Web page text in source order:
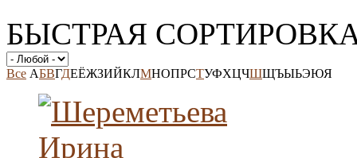
БЫСТРАЯ
Все АБВГДЕЁЖЗИЙКЛМНОПРСТУФХЦЧШЩЪЫЬЭЮЯ